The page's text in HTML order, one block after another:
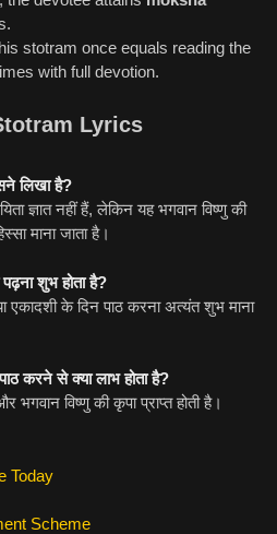
stotram once equals reading the
with full devotion.
Lyrics
लिखा है?
ज्ञात नहीं हैं, लेकिन यह भगवान विष्णु की
माना जाता है।
शुभ होता है?
एकादशी के दिन पाठ करना अत्यंत शुभ माना
करने से क्या लाभ होता है?
विष्णु की कृपा प्राप्त होती है।
Today
Scheme